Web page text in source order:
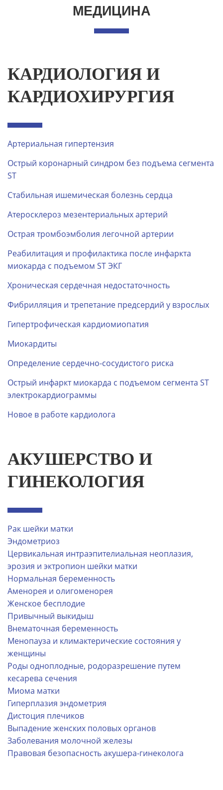
МЕДИЦИНА
КАРДИОЛОГИЯ И
КАРДИОХИРУРГИЯ
Артериальная гипертензия
Острый коронарный синдром без подъема сегмента
ST
Стабильная ишемическая болезнь сердца
Атеросклероз мезентериальных артерий
Острая тромбоэмболия легочной артерии
Реабилитация и профилактика после инфаркта
миокарда с подъемом ST ЭКГ
Хроническая сердечная недостаточность
Фибрилляция и трепетание предсердий у взрослых
Гипертрофическая кардиомиопатия
Миокардиты
Определение сердечно-сосудистого риска
Острый инфаркт миокарда с подъемом сегмента ST
электрокардиограммы
Новое в работе кардиолога
АКУШЕРСТВО И
ГИНЕКОЛОГИЯ
Рак шейки матки
Эндометриоз
Цервикальная интраэпителиальная неоплазия,
эрозия и эктропион шейки матки
Нормальная беременность
Аменорея и олигоменорея
Женское бесплодие
Привычный выкидыш
Внематочная беременность
Менопауза и климактерические состояния у
женщины
Роды одноплодные, родоразрешение путем
кесарева сечения
Миома матки
Гиперплазия эндометрия
Дистоция плечиков
Выпадение женских половых органов
Заболевания молочной железы
Правовая безопасность акушера-гинеколога